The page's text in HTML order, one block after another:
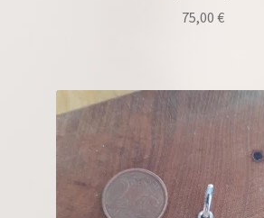
75,00 €